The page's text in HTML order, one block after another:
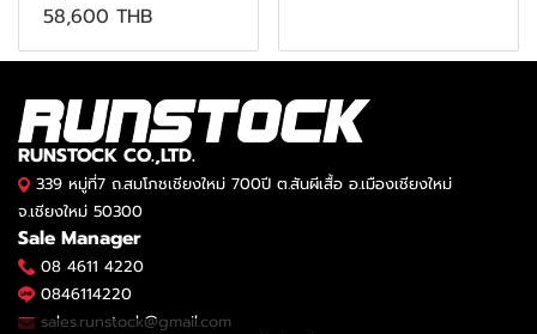
58,600 THB
RUNSTOCK CO.,LTD.
339 หมู่ที่7 ถ.สมโภชเชียงใหม่ 700ปี ต.สันผีเสื้อ อ.เมืองเชียงใหม่
จ.เชียงใหม่ 50300
Sale Manager
08 4611 4220
0846114220
sales.runstock@gmail.com